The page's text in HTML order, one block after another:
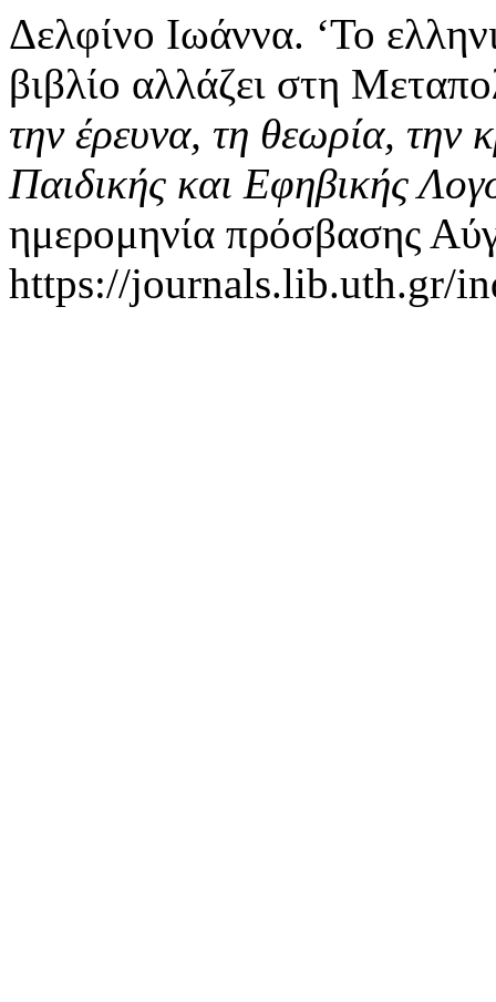
Δελφίνο Ιωάννα. ‘Το
βιβλίο αλλάζει στη
την έρευνα, τη θεωρία, την
Παιδικής και Εφηβικής
ημερομηνία πρόσβασης
https://journals.lib.uth.gr/